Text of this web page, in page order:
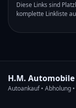
Diese Links sind
komplette Linkliste
H.M. Automobile
Autoankauf • Abholung